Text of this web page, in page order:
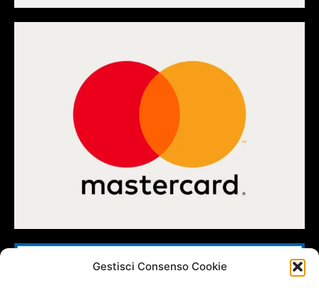
Gestisci Consenso Cookie